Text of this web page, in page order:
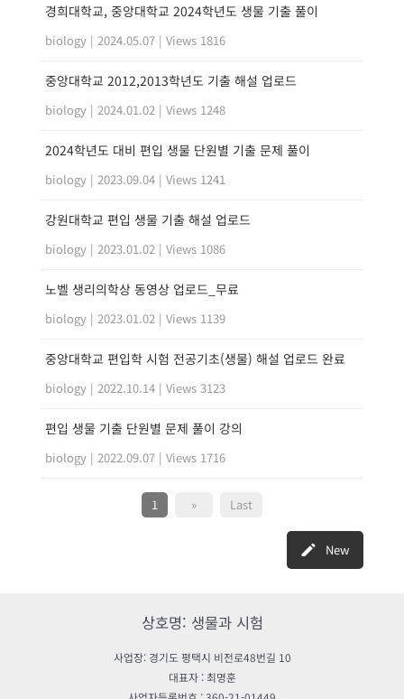
경희대학교, 중앙대학교 2024학년도 생물 기출 풀이
biology | 2024.05.07 | Views 1816
중앙대학교 2012,2013학년도 기출 해설 업로드
biology | 2024.01.02 | Views 1248
2024학년도 대비 편입 생물 단원별 기출 문제 풀이
biology | 2023.09.04 | Views 1241
강원대학교 편입 생물 기출 해설 업로드
biology | 2023.01.02 | Views 1086
노벨 생리의학상 동영상 업로드_무료
biology | 2023.01.02 | Views 1139
중앙대학교 편입학 시험 전공기초(생물) 해설 업로드 완료
biology | 2022.10.14 | Views 3123
편입 생물 기출 단원별 문제 풀이 강의
biology | 2022.09.07 | Views 1716
1 » Last
New
상호명: 생물과 시험
사업장: 경기도 평택시 비전로48번길 10
대표자 : 최명훈